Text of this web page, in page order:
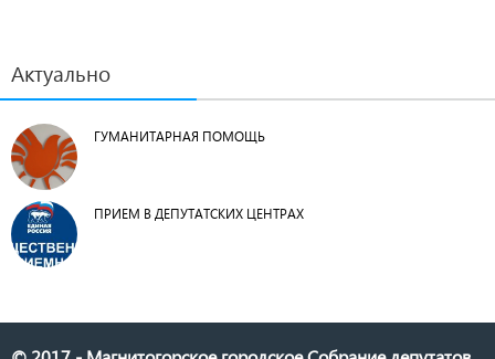
Актуально
ГУМАНИТАРНАЯ ПОМОЩЬ
ПРИЕМ В ДЕПУТАТСКИХ ЦЕНТРАХ